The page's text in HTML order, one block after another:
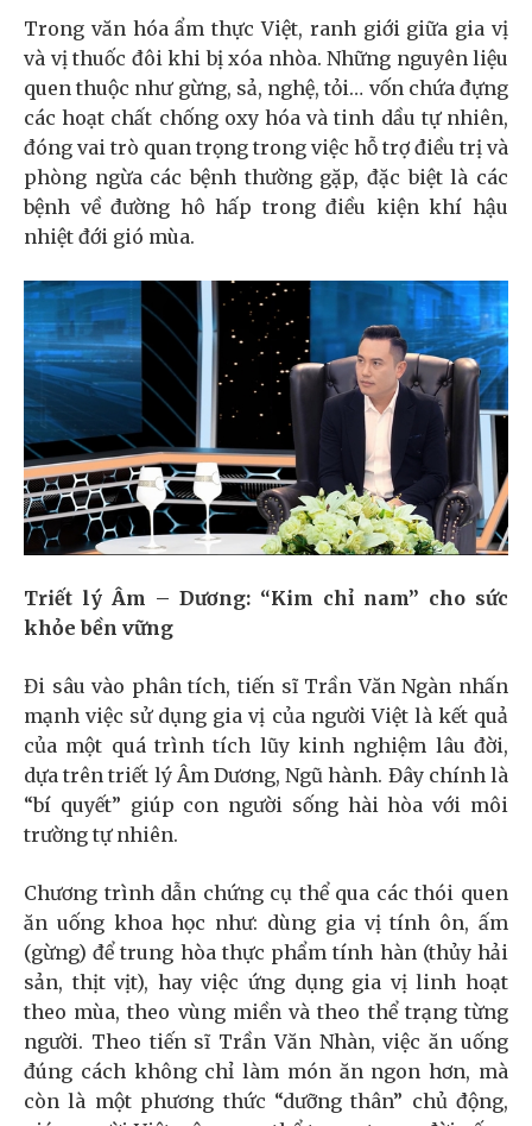
Trong văn hóa ẩm thực Việt, ranh giới giữa gia vị
và vị thuốc đôi khi bị xóa nhòa. Những nguyên liệu
quen thuộc như gừng, sả, nghệ, tỏi… vốn chứa đựng
các hoạt chất chống oxy hóa và tinh dầu tự nhiên,
đóng vai trò quan trọng trong việc hỗ trợ điều trị và
phòng ngừa các bệnh thường gặp, đặc biệt là các
bệnh về đường hô hấp trong điều kiện khí hậu
nhiệt đới gió mùa.
Triết lý Âm – Dương: “Kim chỉ nam” cho sức
khỏe bền vững
Đi sâu vào phân tích, tiến sĩ Trần Văn Ngàn nhấn
mạnh việc sử dụng gia vị của người Việt là kết quả
của một quá trình tích lũy kinh nghiệm lâu đời,
dựa trên triết lý Âm Dương, Ngũ hành. Đây chính là
“bí quyết” giúp con người sống hài hòa với môi
trường tự nhiên.
Chương trình dẫn chứng cụ thể qua các thói quen
ăn uống khoa học như: dùng gia vị tính ôn, ấm
(gừng) để trung hòa thực phẩm tính hàn (thủy hải
sản, thịt vịt), hay việc ứng dụng gia vị linh hoạt
theo mùa, theo vùng miền và theo thể trạng từng
người. Theo tiến sĩ Trần Văn Nhàn, việc ăn uống
đúng cách không chỉ làm món ăn ngon hơn, mà
còn là một phương thức “dưỡng thân” chủ động,